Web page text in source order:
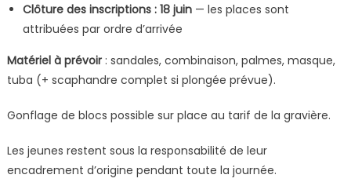
Clôture des inscriptions : 18 juin— les places sont
attribuées par ordre d’arrivée
Matériel à prévoir: sandales, combinaison, palmes, masque,
tuba (+ scaphandre complet si plongée prévue).
Gonflage de blocs possible sur place au tarif de la gravière.
Les jeunes restent sous la responsabilité de leur
encadrement d’origine pendant toute la journée.